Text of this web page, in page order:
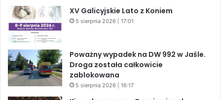
XV Galicyjskie Lato z Koniem
5 sierpnia 2026 | 17:01
Poważny wypadek na DW 992 w Jaśle.
Droga została całkowicie
zablokowana
5 sierpnia 2026 | 16:17